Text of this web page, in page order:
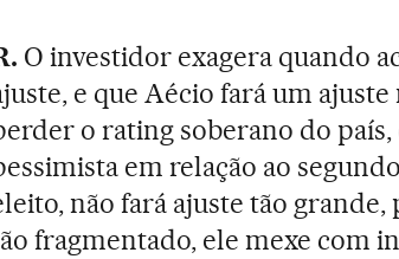
O investidor exagera quando
e que Aécio fará um
o rating soberano do país,
em relação ao
não fará ajuste tão
fragmentado, ele mexe com